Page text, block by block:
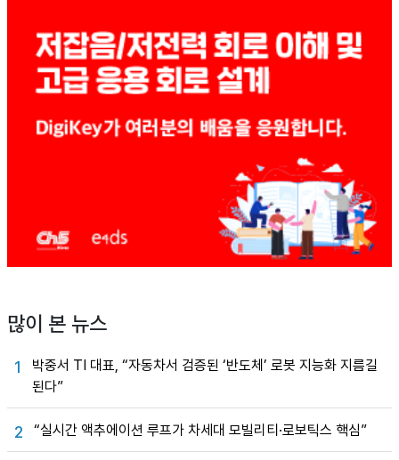
많이 본 뉴스
1
박중서 TI 대표, “자동차서 검증된 ‘반도체’ 로봇 지능화 지름길
된다”
2 “실시간 액추에이션 루프가 차세대 모빌리티·로보틱스 핵심”